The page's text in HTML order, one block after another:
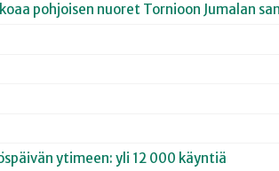
pohjoisen nuoret Tornioon Jumalan
ytimeen: yli 12 000 käyntiä